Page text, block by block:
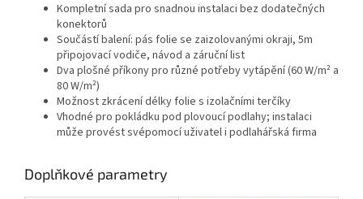
Kompletní sada pro snadnou instalaci bez dodatečných
konektorů
Součástí balení: pás folie se zaizolovanými okraji, 5m
připojovací vodiče, návod a záruční list
Dva plošné příkony pro různé potřeby vytápění (60 W/m² a
80 W/m²)
Možnost zkrácení délky folie s izolačními terčíky
Vhodné pro pokládku pod plovoucí podlahy; instalaci
může provést svépomocí uživatel i podlahářská firma
Doplňkové parametry